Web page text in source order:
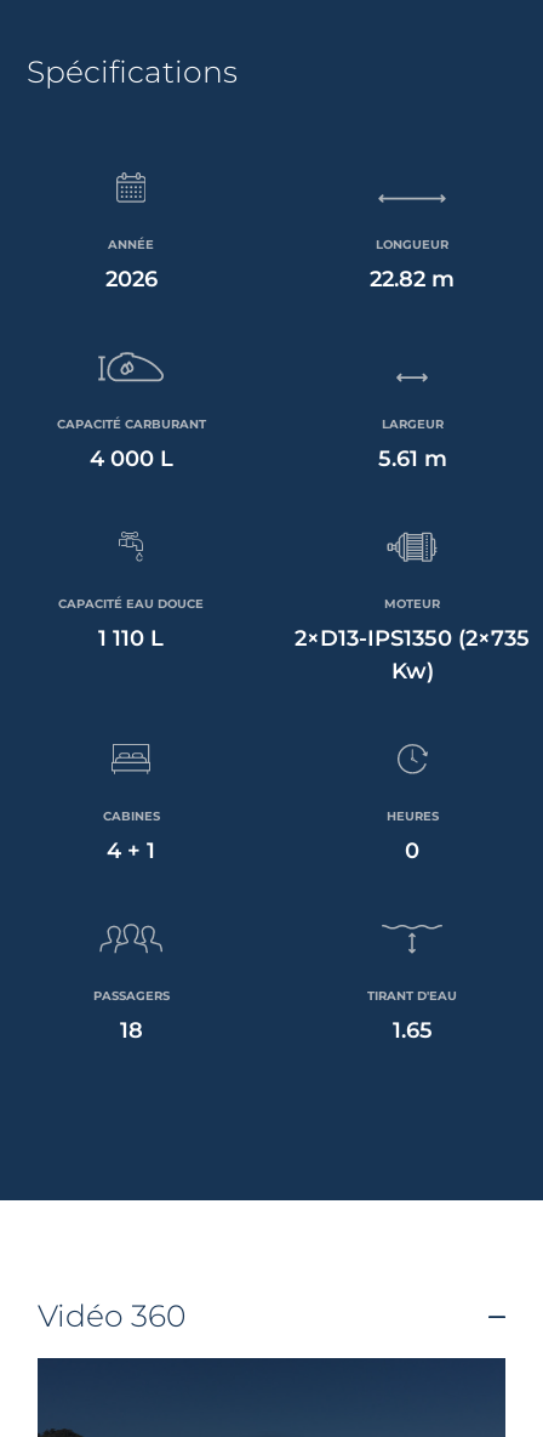
Spécifications
ANNÉE
2026
LONGUEUR
22.82 m
CAPACITÉ CARBURANT
4 000 L
LARGEUR
5.61 m
CAPACITÉ EAU DOUCE
1 110 L
MOTEUR
2×D13-IPS1350 (2×735
Kw)
CABINES
4 + 1
HEURES
0
PASSAGERS
18
TIRANT D'EAU
1.65
Vidéo 360